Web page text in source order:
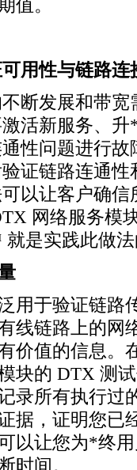
值。
用性与链路连
断发展和带
活新服务、升
性问题进行故
证链路连通性
以让客户确
网络服务模
就是实践此做
用于验证链路
线链路上的网
价值的信息。
块的 DTX 测
录所有执行过
据，证明您已
以让您为*终
时间。